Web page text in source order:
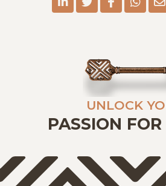
linkedin
twitter
UNLOCK
PASSION